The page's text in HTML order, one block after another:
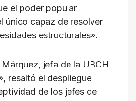
el poder popular
único capaz de resolver
estructurales».
jefa de la UBCH
resaltó el despliegue
de los jefes de